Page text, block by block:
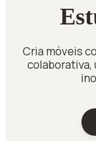
Cria móveis